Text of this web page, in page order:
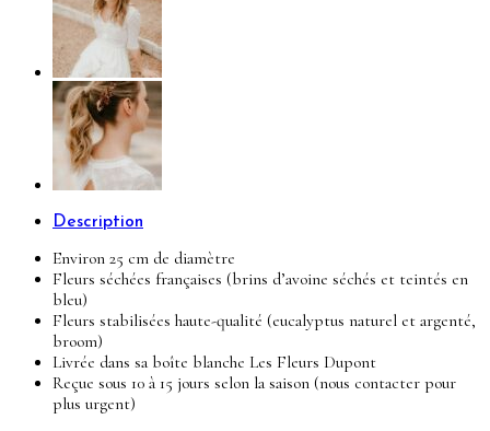
Description
Environ 25 cm de diamètre
Fleurs séchées françaises (brins d’avoine séchés et teintés en
bleu)
Fleurs stabilisées haute-qualité (eucalyptus naturel et argenté,
broom)
Livrée dans sa boîte blanche Les Fleurs Dupont
Reçue sous 10 à 15 jours selon la saison (nous contacter pour
plus urgent)